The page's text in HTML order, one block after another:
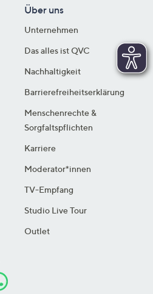
Über uns
Unternehmen
Das alles ist QVC
Nachhaltigkeit
Barrierefreiheitserklärung
Menschenrechte &
Sorgfaltspflichten
Karriere
Moderator*innen
TV-Empfang
Studio Live Tour
Outlet